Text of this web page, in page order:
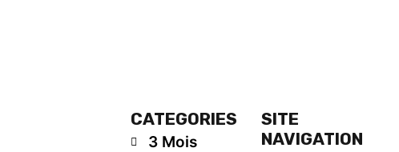
CATEGORIES
3 Mois
SITE
NAVIGATION